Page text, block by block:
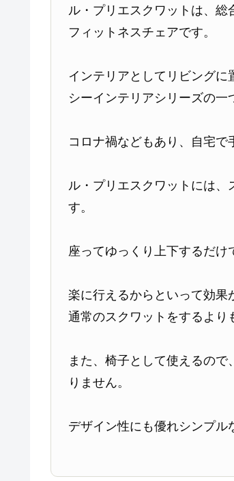
ル・プリエスクワットは、総
フィットネスチェアです。
インテリアとしてリビング
シーインテリアシリーズの一
コロナ禍などもあり、自宅で
ル・プリエスクワットには、
す。
座ってゆっくり上下するだけ
楽に行えるからといって効果
通常のスクワットをするより
また、椅子として使えるの
りません。
デザイン性にも優れシンプル